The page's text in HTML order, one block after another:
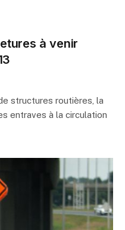
à venir
structures routières, la
entraves à la circulation